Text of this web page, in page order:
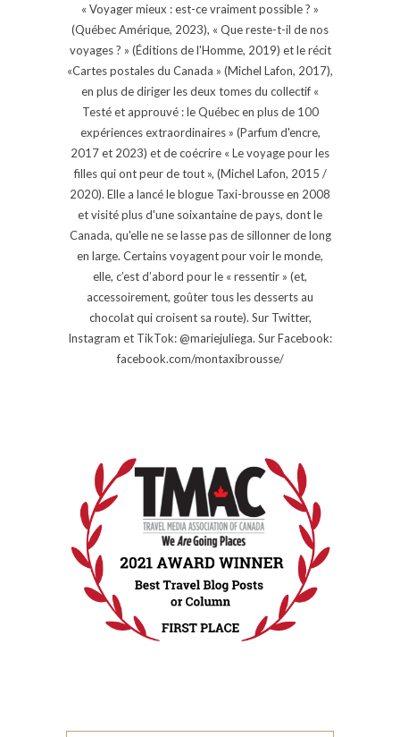
« Voyager mieux : est-ce vraiment possible ? »
(Québec Amérique, 2023), « Que reste-t-il de nos
voyages ? » (Éditions de l'Homme, 2019) et le récit
«Cartes postales du Canada » (Michel Lafon, 2017),
en plus de diriger les deux tomes du collectif «
Testé et approuvé : le Québec en plus de 100
expériences extraordinaires » (Parfum d'encre,
2017 et 2023) et de coécrire « Le voyage pour les
filles qui ont peur de tout », (Michel Lafon, 2015 /
2020). Elle a lancé le blogue Taxi-brousse en 2008
et visité plus d'une soixantaine de pays, dont le
Canada, qu'elle ne se lasse pas de sillonner de long
en large. Certains voyagent pour voir le monde,
elle, c’est d’abord pour le « ressentir » (et,
accessoirement, goûter tous les desserts au
chocolat qui croisent sa route). Sur Twitter,
Instagram et TikTok: @mariejuliega. Sur Facebook:
facebook.com/montaxibrousse/